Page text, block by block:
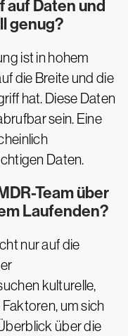
Daten und
genug?
ist in hohem
die Breite und die
hat. Diese Daten
sein. Eine
Daten.
Team über
Laufenden?
nur auf die
kulturelle,
um sich
über die